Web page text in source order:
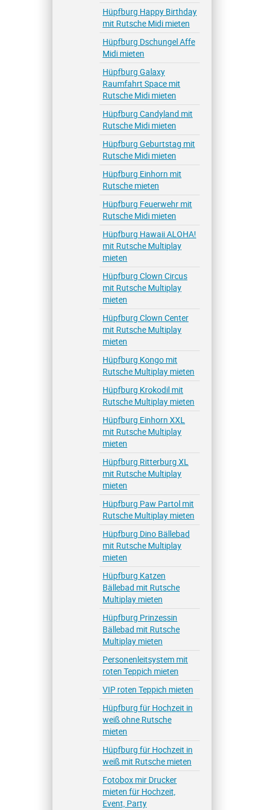
Hüpfburg Happy Birthday
mit Rutsche Midi mieten
Hüpfburg Dschungel Affe
Midi mieten
Hüpfburg Galaxy
Raumfahrt Space mit
Rutsche Midi mieten
Hüpfburg Candyland mit
Rutsche Midi mieten
Hüpfburg Geburtstag mit
Rutsche Midi mieten
Hüpfburg Einhorn mit
Rutsche mieten
Hüpfburg Feuerwehr mit
Rutsche Midi mieten
Hüpfburg Hawaii ALOHA!
mit Rutsche Multiplay
mieten
Hüpfburg Clown Circus
mit Rutsche Multiplay
mieten
Hüpfburg Clown Center
mit Rutsche Multiplay
mieten
Hüpfburg Kongo mit
Rutsche Multiplay mieten
Hüpfburg Krokodil mit
Rutsche Multiplay mieten
Hüpfburg Einhorn XXL
mit Rutsche Multiplay
mieten
Hüpfburg Ritterburg XL
mit Rutsche Multiplay
mieten
Hüpfburg Paw Partol mit
Rutsche Multiplay mieten
Hüpfburg Dino Bällebad
mit Rutsche Multiplay
mieten
Hüpfburg Katzen
Bällebad mit Rutsche
Multiplay mieten
Hüpfburg Prinzessin
Bällebad mit Rutsche
Multiplay mieten
Personenleitsystem mit
roten Teppich mieten
VIP roten Teppich mieten
Hüpfburg für Hochzeit in
weiß ohne Rutsche
mieten
Hüpfburg für Hochzeit in
weiß mit Rutsche mieten
Fotobox mir Drucker
mieten für Hochzeit,
Event, Party